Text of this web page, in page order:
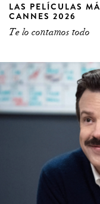
LAS PELÍCULAS
CANNES 2026
Te lo contamos todo